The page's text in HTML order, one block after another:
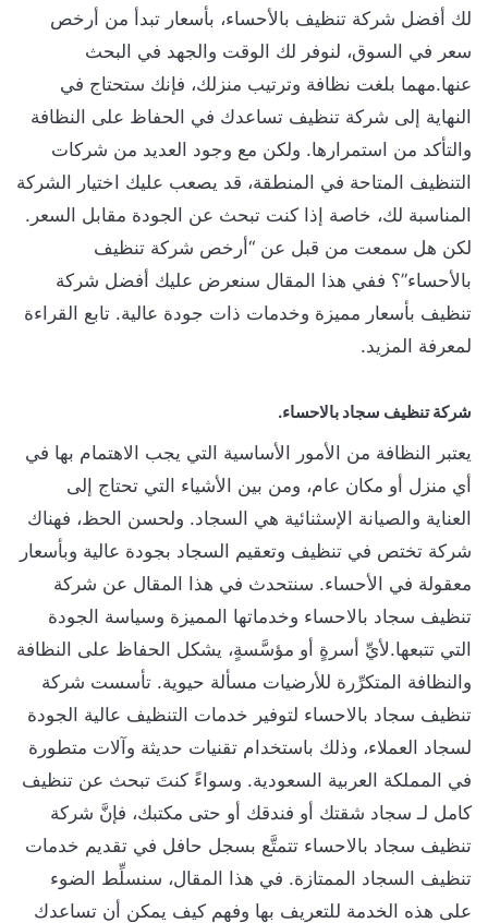
لك أفضل شركة تنظيف بالأحساء، بأسعار تبدأ من أرخص
سعر في السوق، لنوفر لك الوقت والجهد في البحث
عنها.مهما بلغت نظافة وترتيب منزلك، فإنك ستحتاج في
النهاية إلى شركة تنظيف تساعدك في الحفاظ على النظافة
والتأكد من استمرارها. ولكن مع وجود العديد من شركات
التنظيف المتاحة في المنطقة، قد يصعب عليك اختيار الشركة
المناسبة لك، خاصة إذا كنت تبحث عن الجودة مقابل السعر.
لكن هل سمعت من قبل عن “أرخص شركة تنظيف
بالأحساء”؟ ففي هذا المقال سنعرض عليك أفضل شركة
تنظيف بأسعار مميزة وخدمات ذات جودة عالية. تابع القراءة
لمعرفة المزيد.
شركة تنظيف سجاد بالاحساء.
يعتبر النظافة من الأمور الأساسية التي يجب الاهتمام بها في
أي منزل أو مكان عام، ومن بين الأشياء التي تحتاج إلى
العناية والصيانة الإسثنائية هي السجاد. ولحسن الحظ، فهناك
شركة تختص في تنظيف وتعقيم السجاد بجودة عالية وبأسعار
معقولة في الأحساء. سنتحدث في هذا المقال عن شركة
تنظيف سجاد بالاحساء وخدماتها المميزة وسياسة الجودة
التي تتبعها.لأيِّ أسرةٍ أو مؤسَّسةٍ، يشكل الحفاظ على النظافة
والنظافة المتكرِّرة للأرضيات مسألة حيوية. تأسست شركة
تنظيف سجاد بالاحساء لتوفير خدمات التنظيف عالية الجودة
لسجاد العملاء، وذلك باستخدام تقنيات حديثة وآلات متطورة
في المملكة العربية السعودية. وسواءً كنتَ تبحث عن تنظيف
كامل لـ سجاد شقتك أو فندقك أو حتى مكتبك، فإنَّ شركة
تنظيف سجاد بالاحساء تتمتَّع بسجل حافل في تقديم خدمات
تنظيف السجاد الممتازة. في هذا المقال، سنسلِّط الضوء
على هذه الخدمة للتعريف بها وفهم كيف يمكن أن تساعدك